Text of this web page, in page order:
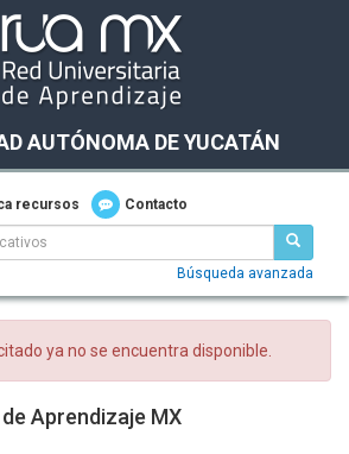
AUTÓNOMA DE YUCATÁN
recursos Contacto
Búsqueda avanzada
ya no se encuentra disponible.
Aprendizaje MX